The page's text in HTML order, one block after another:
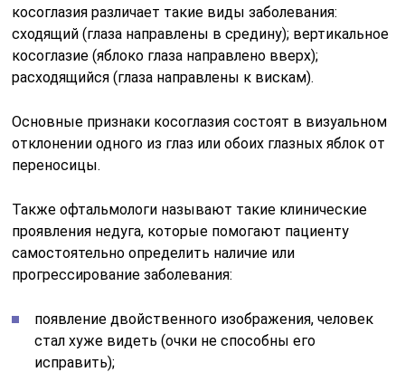
косоглазия различает такие виды заболевания:
сходящий (глаза направлены в средину); вертикальное
косоглазие (яблоко глаза направлено вверх);
расходящийся (глаза направлены к вискам).
Основные признаки косоглазия состоят в визуальном
отклонении одного из глаз или обоих глазных яблок от
переносицы.
Также офтальмологи называют такие клинические
проявления недуга, которые помогают пациенту
самостоятельно определить наличие или
прогрессирование заболевания:
появление двойственного изображения, человек
стал хуже видеть (очки не способны его
исправить);